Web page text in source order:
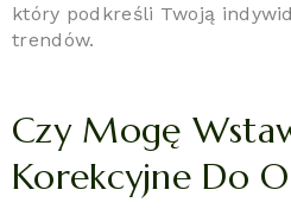
który podkreśli Twoją
trendów.
Czy Mogę
Korekcyjne Do